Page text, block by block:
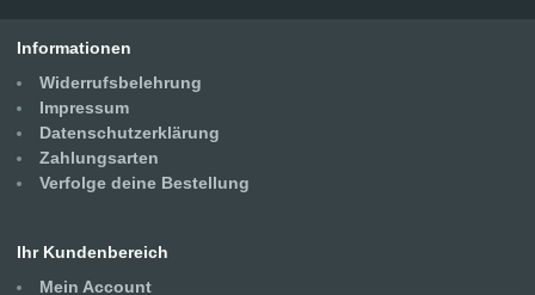
Informationen
Widerrufsbelehrung
Impressum
Datenschutzerklärung
Zahlungsarten
Verfolge deine Bestellung
Ihr Kundenbereich
Mein Account